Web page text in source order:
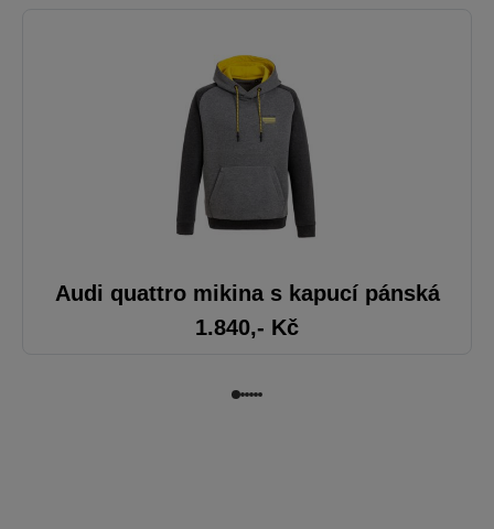
Audi quattro mikina s kapucí pánská
1.840,- Kč